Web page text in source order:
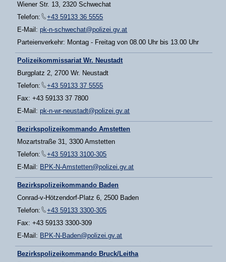
Wiener Str. 13, 2320 Schwechat
Telefon:
+43 59133 36 5555
E-Mail:pk-n-schwechat@polizei.gv.at
Parteienverkehr: Montag - Freitag von 08.00 Uhr bis 13.00 Uhr
Polizeikommissariat Wr. Neustadt
Burgplatz 2, 2700 Wr. Neustadt
Telefon:
+43 59133 37 5555
Fax: +43 59133 37 7800
E-Mail:pk-n-wr-neustadt@polizei.gv.at
Bezirkspolizeikommando Amstetten
Mozartstraße 31, 3300 Amstetten
Telefon:
+43 59133 3100-305
E-Mail: BPK-N-Amstetten@polizei.gv.at
Bezirkspolizeikommando Baden
Conrad-v-Hötzendorf-Platz 6, 2500 Baden
Telefon:
+43 59133 3300-305
Fax: +43 59133 3300-309
E-Mail: BPK-N-Baden@polizei.gv.at
Bezirkspolizeikommando Bruck/Leitha